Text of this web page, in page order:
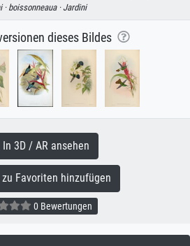
·boissonneaua · Jardini
dieses Bildes
In 3D / AR ansehen
Favoriten hinzufügen
0 Bewertungen